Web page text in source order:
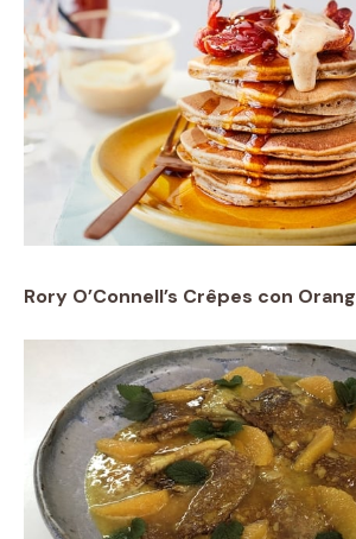
Rory O’Connell’s Crêpes con Orang